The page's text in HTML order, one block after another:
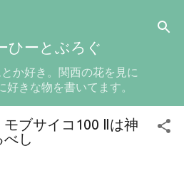
ひーとぶろぐ
か好き。関西の花を見に
好きな物を書いてます。
モブサイコ100 Ⅱは神
し